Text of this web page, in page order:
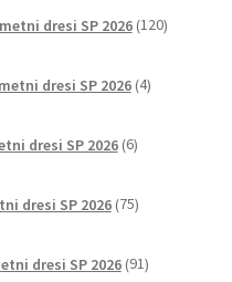
dresi SP 2026 120izdelkov
dresi SP 2026 4izdelki
dresi SP 2026 6izdelkov
dresi SP 2026 75izdelkov
dresi SP 2026 91izdelkov